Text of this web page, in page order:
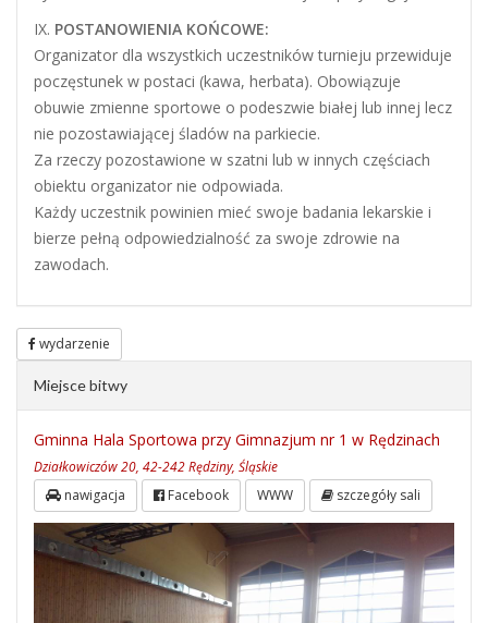
IX. POSTANOWIENIA KOŃCOWE:
Organizator dla wszystkich uczestników turnieju przewiduje
poczęstunek w postaci (kawa, herbata). Obowiązuje
obuwie zmienne sportowe o podeszwie białej lub innej lecz
nie pozostawiającej śladów na parkiecie.
Za rzeczy pozostawione w szatni lub w innych częściach
obiektu organizator nie odpowiada.
Każdy uczestnik powinien mieć swoje badania lekarskie i
bierze pełną odpowiedzialność za swoje zdrowie na
zawodach.
wydarzenie
Miejsce bitwy
Gminna Hala Sportowa przy Gimnazjum nr 1 w Rędzinach
Działkowiczów 20, 42-242 Rędziny, Śląskie
nawigacja Facebook WWW szczegóły sali